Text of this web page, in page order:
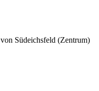
von Südeichsfeld (Zentrum)